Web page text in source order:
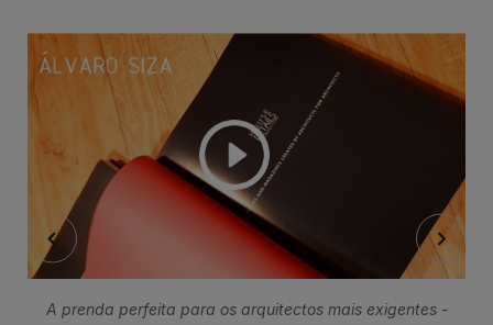
A prenda perfeita para os arquitectos mais exigentes -